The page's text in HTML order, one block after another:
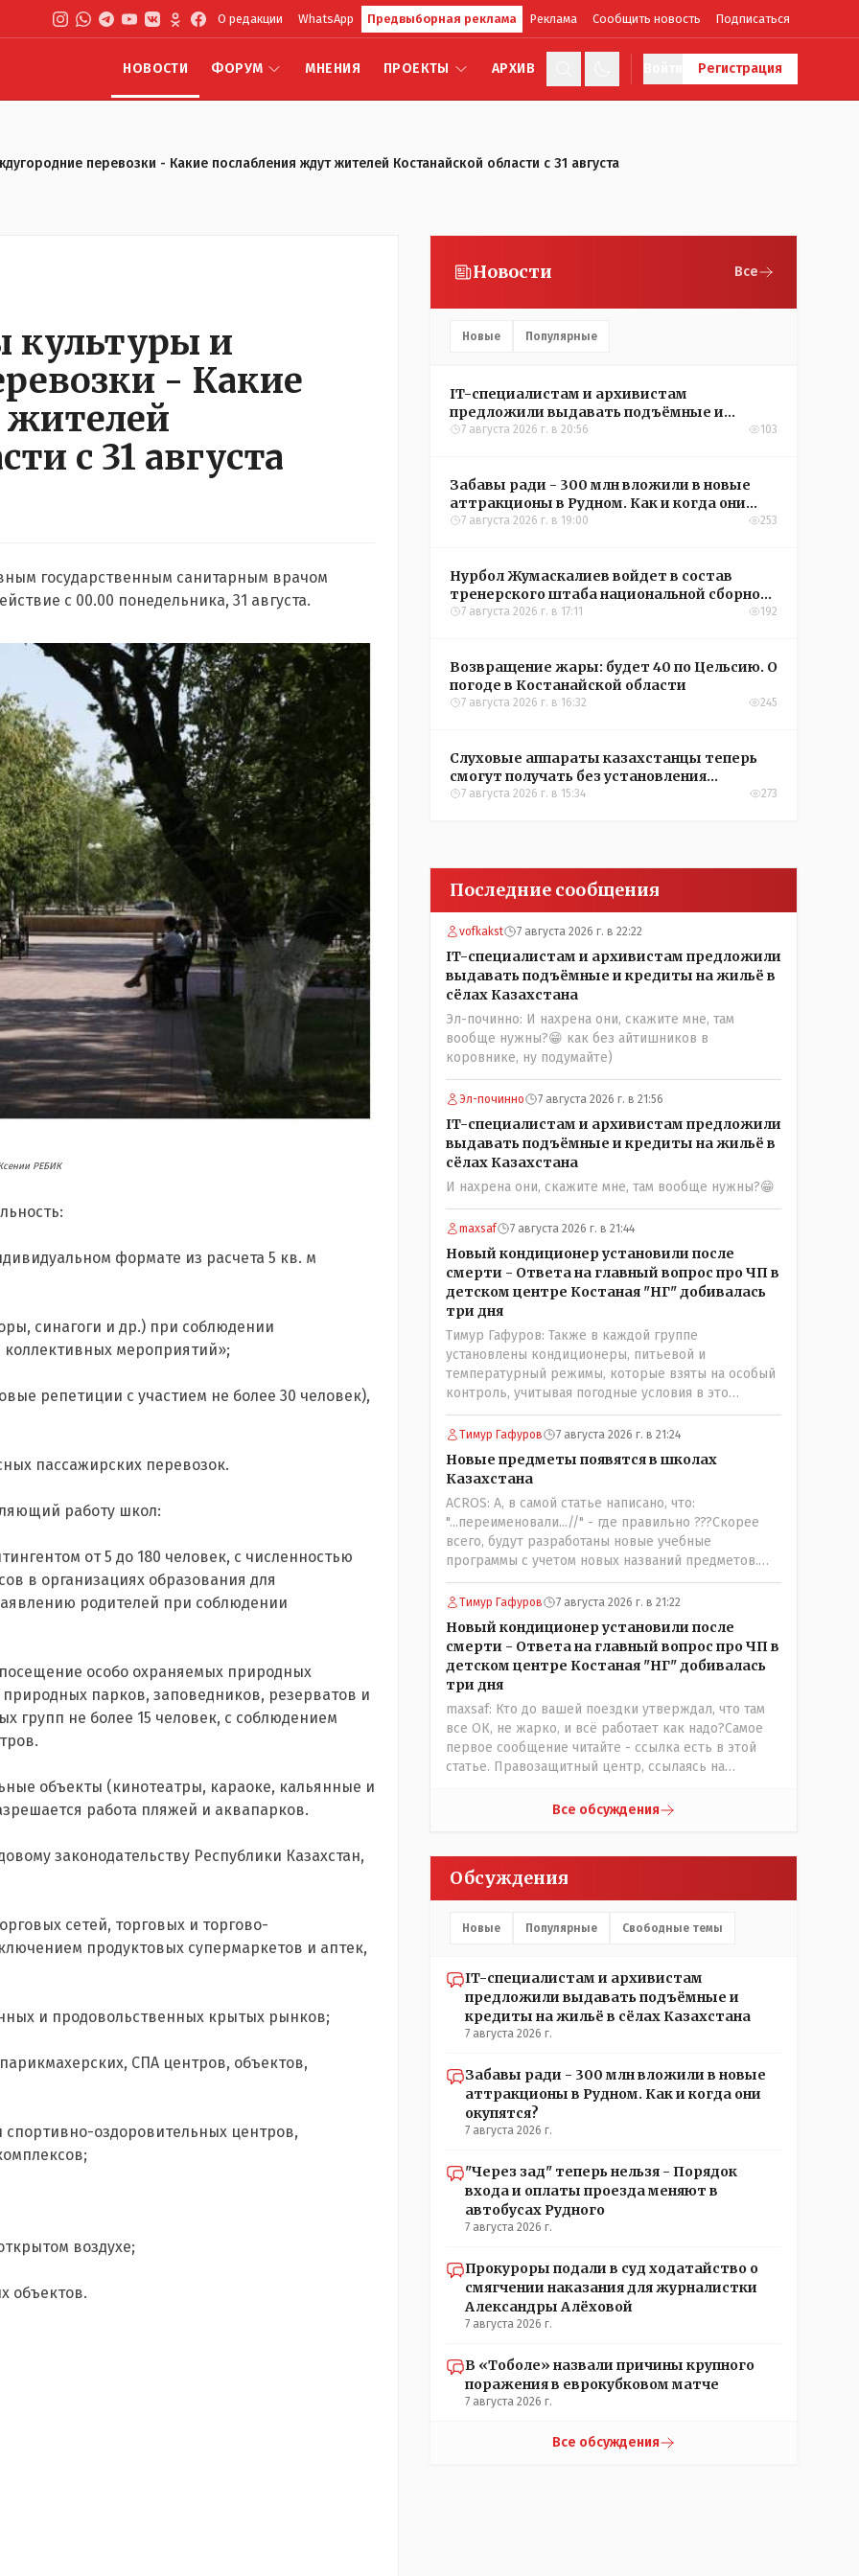
О редакции WhatsApp Предвыборная реклама Реклама Сообщить новость Подписаться
НОВОСТИ ФОРУМ МНЕНИЯ ПРОЕКТЫ АРХИВ Регистрация
перевозки - Какие послабления ждут жителей Костанайской области с 31 августа
культуры и
- Какие
жителей
с 31 августа
государственным санитарным врачом
с 00.00 понедельника, 31 августа.
РЕБИК
формате из расчета 5 кв. м
синагоги и др.) при соблюдении
мероприятий»;
репетиции с участием не более 30 человек),
пассажирских перевозок.
работу школ:
от 5 до 180 человек, с численностью
в организациях образования для
родителей при соблюдении
особо охраняемых природных
парков, заповедников, резерватов и
групп не более 15 человек, с соблюдением
объекты (кинотеатры, караоке, кальянные и
работа пляжей и аквапарков.
законодательству Республики Казахстан,
сетей, торговых и торгово-
продуктовых супермаркетов и аптек,
и продовольственных крытых рынков;
СПА центров, объектов,
оздоровительных центров,
воздухе;
объектов.
Новости Все
Новые Популярные
IT-специалистам и архивистам
предложили выдавать подъёмные и
кредиты на жильё в сёлах Казахстана
7 августа 2026 г. в 20:56 103
Забавы ради - 300 млн вложили в новые
аттракционы в Рудном. Как и когда они
окупятся?
7 августа 2026 г. в 19:00 253
Нурбол Жумаскалиев войдет в состав
тренерского штаба национальной сборной
Казахстана по футболу
7 августа 2026 г. в 17:11 192
Возвращение жары: будет 40 по Цельсию. О
погоде в Костанайской области
7 августа 2026 г. в 16:32 245
Слуховые аппараты казахстанцы теперь
смогут получать без установления
инвалидности
7 августа 2026 г. в 15:34 273
Последние сообщения
vofkakst 7 августа 2026 г. в 22:22
IT-специалистам и архивистам предложили
выдавать подъёмные и кредиты на жильё в
сёлах Казахстана
Эл-починно: И нахрена они, скажите мне, там
вообще нужны?😁 как без айтишников в
коровнике, ну подумайте)
Эл-починно 7 августа 2026 г. в 21:56
IT-специалистам и архивистам предложили
выдавать подъёмные и кредиты на жильё в
сёлах Казахстана
И нахрена они, скажите мне, там вообще нужны?😁
maxsaf 7 августа 2026 г. в 21:44
Новый кондиционер установили после
смерти - Ответа на главный вопрос про ЧП в
детском центре Костаная "НГ" добивалась
три дня
Тимур Гафуров: Также в каждой группе
установлены кондиционеры, питьевой и
температурный режимы, которые взяты на особый
контроль, учитывая погодные условия в это
лето.Мы решили. что это - противоречие. Вы
считаете иначе?Ну тут противоречия нет. Этот
трагедии, то есть 29 июля, когда спешно
установили и воду, и новые кондиционеры, и
впервые поставили температурный режим на
контроль. То есть первая часть - информация до
трагедии, вторая часть - информация после
трагедии, когда все уже было исправлено.
Тимур Гафуров 7 августа 2026 г. в 21:24
Новые предметы появятся в школах
Казахстана
ACROS: А, в самой статье написано, что:
"...переименовали...//" - где правильно ???Скорее
всего, будут разработаны новые учебные
программы с учетом новых названий предметов.
Так что предметы - новые. Хоть и
переименованные)
Тимур Гафуров 7 августа 2026 г. в 21:22
Новый кондиционер установили после
смерти - Ответа на главный вопрос про ЧП в
детском центре Костаная "НГ" добивалась
три дня
maxsaf: Кто до вашей поездки утверждал, что там
все ОК, не жарко, и всё работает как надо?Самое
первое сообщение читайте - ссылка есть в этой
статье. Правозащитный центр, ссылаясь на
чате, которые прислали ему в виде
времени их установили только в помещениях,
предназначенных для административно-
управленческого персонала. И Также в каждой
группе установлены кондиционеры, питьевой и
контроль, учитывая погодные условия в это лето.
Мы решили. что это - противоречие. Вы считаете
иначе?
Все обсуждения
Обсуждения
Новые Популярные Свободные темы
IT-специалистам и архивистам
предложили выдавать подъёмные и
кредиты на жильё в сёлах Казахстана
7 августа 2026 г.
Забавы ради - 300 млн вложили в новые
аттракционы в Рудном. Как и когда они
окупятся?
7 августа 2026 г.
"Через зад" теперь нельзя - Порядок
входа и оплаты проезда меняют в
автобусах Рудного
7 августа 2026 г.
Прокуроры подали в суд ходатайство о
смягчении наказания для журналистки
Александры Алёховой
7 августа 2026 г.
В «Тоболе» назвали причины крупного
поражения в еврокубковом матче
7 августа 2026 г.
Все обсуждения